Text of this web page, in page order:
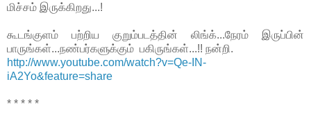
மிச்சம் இருக்கிறது...!
கூடங்குளம் பற்றிய குறும்படத்தின் லிங்க்...நேரம் இருப்பின்
பாருங்கள்...நண்பர்களுக்கும் பகிருங்கள்...!! நன்றி.
http://www.youtube.com/watch?v=Qe-IN-
iA2Yo&feature=share
* * * * *